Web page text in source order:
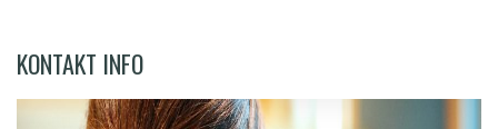
KONTAKT INFO